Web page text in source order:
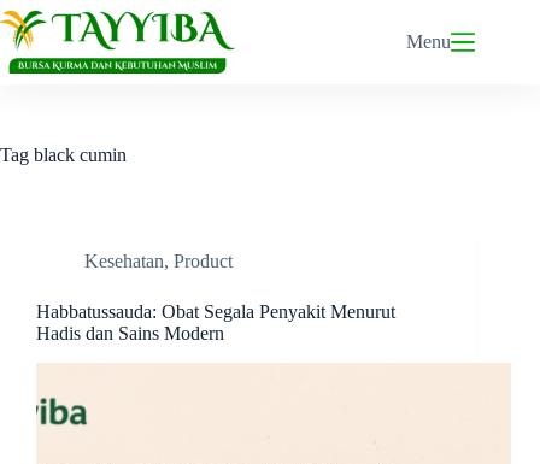
Skip
to
content
Menu
Tag black cumin
Kesehatan, Product
Habbatussauda: Obat Segala Penyakit Menurut
Hadis dan Sains Modern